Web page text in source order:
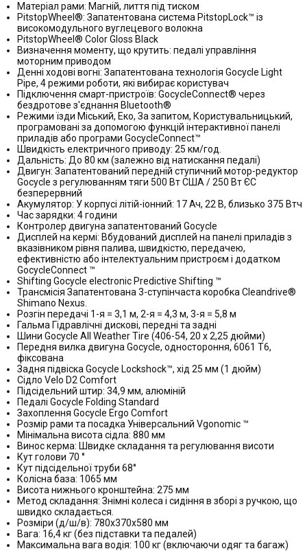
Матеріал рами: Магній, лиття під тиском
PitstopWheel®: Запатентована система PitstopLock™ із
високомодульного вуглецевого волокна
PitstopWheel® Color Gloss Black
Визначення моменту, що крутить: педалі управління
моторним приводом
Денні ходові вогні: Запатентована технологія Gocycle Light
Pipe, 4 режими роботи, які вибирає користувач
Підключення смарт-пристроїв: GocycleConnect® через
бездротове з'єднання Bluetooth®
Режими їзди Міський, Еко, За запитом, Користувальницький,
програмовані за допомогою функцій інтерактивної панелі
приладів або програми GocycleConnect™
Швидкість електричного приводу: 25 км/год.
Дальність: До 80 км (залежно від натискання педалі)
Двигун: Запатентований передній ступичний мотор-редуктор
Gocycle з регулюванням тяги 500 Вт США / 250 Вт ЄС
безперервний
Акумулятор: У корпусі літій-іонний: 17 Ач, 22 В, близько 375 Втч
Час зарядки: 4 години
Контролер двигуна запатентований Gocycle
Дисплей на кермі: Вбудований дисплей на панелі приладів з
вказівником рівня палива, швидкістю, передачею,
ефективністю або інтелектуальним пристроєм і додатком
GocycleConnect ™
Shifting Gocycle electronic Predictive Shifting ™
Трансмісія Запатентована 3-ступінчаста коробка Cleandrive®
Shimano Nexus.
Розгін передачі 1-я = 3,1 м, 2-я = 4,3 м, 3-я = 5,8 м
Гальма Гідравлічні дискові, передні та задні
Шини Gocycle All Weather Tire (406-54, 20 x 2,25 дюйми)
Передня вилка двигуна Gocycle, одностороння, 6061 T6,
фіксована
Задня підвіска Gocycle Lockshock™, хід 25 мм (1 дюйм)
Сідло Velo D2 Comfort
Підсідельний штир: 34,9 мм, алюміній
Педалі Gocycle Folding Standard
Захоплення Gocycle Ergo Comfort
Розмір рами та посадка Універсальний Vgonomic ™
Мінімальна висота сідла: 880 мм
Винос керма: Швидке складання та регулювання висоти
Кут голови 70 °
Кут підсідельної труби 68°
Колісна база: 1065 мм
Висота нижнього кронштейна: 275 мм
Метод складання: Знімні колеса і сидіння в зборі з ручкою, що
швидко складається.
Розміри (д/ш/в): 780х370х580 мм
Вага: 16,4 кг (без підставки та педалей)
Максимальна вага водія: 100 кг (включаючи одяг та багаж)